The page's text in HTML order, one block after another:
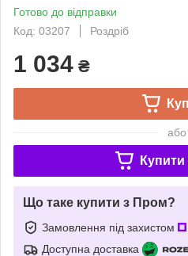
Готово до відправки
Код: 03207
Роздріб
1 034 ₴
або
Купити
Що таке купити з Пром?
Замовлення під захистом
Доступна доставка